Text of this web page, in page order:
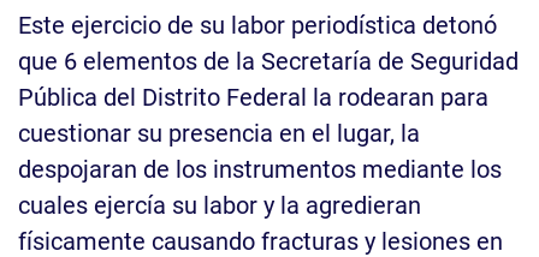
Este ejercicio de su labor periodística detonó
que 6 elementos de la Secretaría de Seguridad
Pública del Distrito Federal la rodearan para
cuestionar su presencia en el lugar, la
despojaran de los instrumentos mediante los
cuales ejercía su labor y la agredieran
físicamente causando fracturas y lesiones en